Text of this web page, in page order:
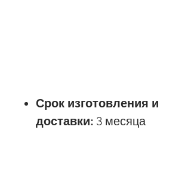
Срок изготовления и
доставки: 3 месяца